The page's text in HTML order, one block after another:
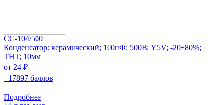
CC-104/500
Конденсатор: керамический; 100нФ; 500В; Y5V; -20÷80%;
THT; 10мм
от 24 ₽
+17897 баллов
Подробнее